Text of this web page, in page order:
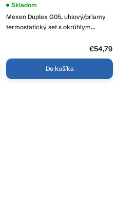
Mexen Duplex G05, uhlový/priamy
termostatický set s okrúhlym
Skladom
€54,79
Do košíka